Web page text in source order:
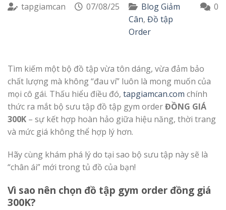
tapgiamcan 07/08/25
Blog Giảm
Cân, Đồ tập
Order
0
Tìm kiếm một bộ đồ tập vừa tôn dáng, vừa đảm bảo
chất lượng mà không “đau ví” luôn là mong muốn của
mọi cô gái. Thấu hiểu điều đó, tapgiamcan.com chính
thức ra mắt bộ sưu tập đồ tập gym orderĐỒNG GIÁ
300K – sự kết hợp hoàn hảo giữa hiệu năng, thời trang
và mức giá không thể hợp lý hơn.
Hãy cùng khám phá lý do tại sao bộ sưu tập này sẽ là
“chân ái” mới trong tủ đồ của bạn!
Vì sao nên chọn đồ tập gym order đồng giá
300K?